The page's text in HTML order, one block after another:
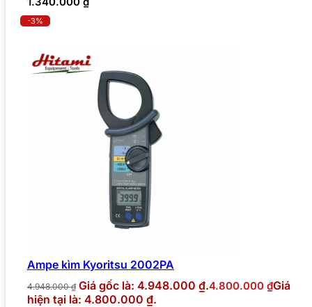
-3%
Ampe kìm Kyoritsu 2002PA
4.948.000₫ Giá gốc là: 4.948.000 ₫.4.800.000 ₫Giá
hiện tại là: 4.800.000 ₫.